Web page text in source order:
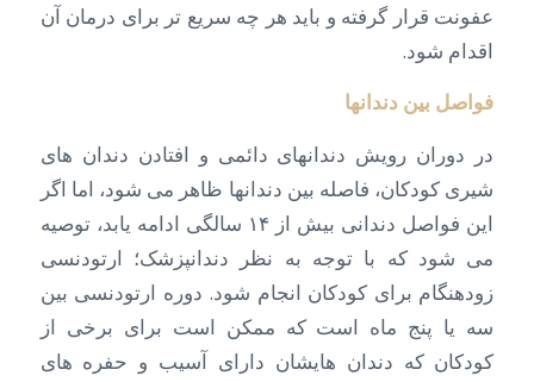
عفونت قرار گرفته و باید هر چه سریع تر برای درمان آن
اقدام شود.
فواصل بین دندانها
در دوران رویش دندانهای دائمی و افتادن دندان های
شیری کودکان، فاصله بین دندانها ظاهر می شود، اما اگر
این فواصل دندانی بیش از ۱۴ سالگی ادامه یابد، توصیه
می شود که با توجه به نظر دندانپزشک؛ ارتودنسی
زودهنگام برای کودکان انجام شود. دوره ارتودنسی بین
سه یا پنج ماه است که ممکن است برای برخی از
کودکان که دندان هایشان دارای آسیب و حفره های